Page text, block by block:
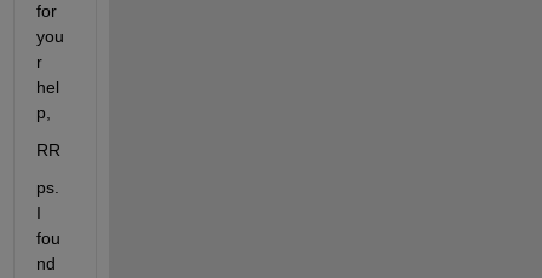
for
you
r
hel
p,
RR
ps.
I
fou
nd